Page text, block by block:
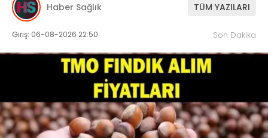
Haber Sağlık TÜM YAZILARI
Giriş: 06-08-2026 22:50 Son Dakika